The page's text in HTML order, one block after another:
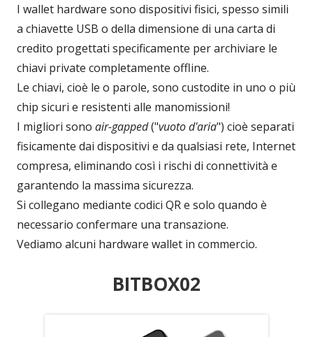
I wallet hardware sono dispositivi fisici, spesso simili
a chiavette USB o della dimensione di una carta di
credito progettati specificamente per archiviare le
chiavi private completamente offline.
Le chiavi, cioè le o parole, sono custodite in uno o più
chip sicuri e resistenti alle manomissioni!
I migliori sono air-gapped("vuoto d'aria") cioè separati
fisicamente dai dispositivi e da qualsiasi rete, Internet
compresa, eliminando così i rischi di connettività e
garantendo la massima sicurezza.
Si collegano mediante codici QR e solo quando è
necessario confermare una transazione.
Vediamo alcuni hardware wallet in commercio.
BITBOX02